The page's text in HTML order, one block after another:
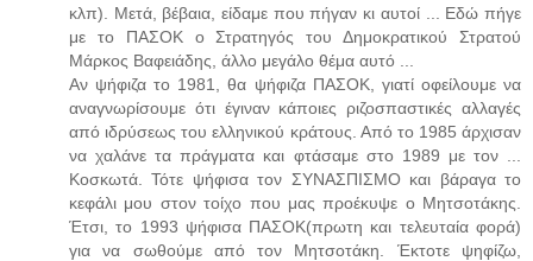
κλπ). Μετά, βέβαια, είδαμε που πήγαν κι αυτοί ... Εδώ πήγε
με το ΠΑΣΟΚ ο Στρατηγός του Δημοκρατικού Στρατού
Μάρκος Βαφειάδης, άλλο μεγάλο θέμα αυτό ...
Αν ψήφιζα το 1981, θα ψήφιζα ΠΑΣΟΚ, γιατί οφείλουμε να
αναγνωρίσουμε ότι έγιναν κάποιες ριζοσπαστικές αλλαγές
από ιδρύσεως του ελληνικού κράτους. Από το 1985 άρχισαν
να χαλάνε τα πράγματα και φτάσαμε στο 1989 με τον ...
Κοσκωτά. Τότε ψήφισα τον ΣΥΝΑΣΠΙΣΜΟ και βάραγα το
κεφάλι μου στον τοίχο που μας προέκυψε ο Μητσοτάκης.
Έτσι, το 1993 ψήφισα ΠΑΣΟΚ(πρωτη και τελευταία φορά)
για να σωθούμε από τον Μητσοτάκη. Έκτοτε ψηφίζω,